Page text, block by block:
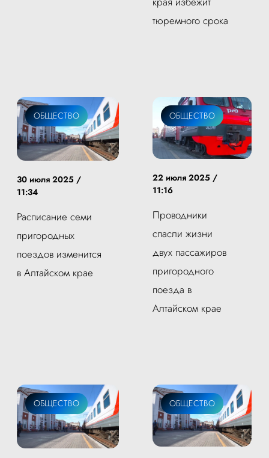
тюремного срока
ОБЩЕСТВО
30 июля 2025 /
11:34
Расписание семи
пригородных
поездов изменится
в Алтайском крае
ОБЩЕСТВО
22 июля 2025 /
11:16
Проводники
спасли жизни
двух пассажиров
пригородного
поезда в
Алтайском крае
ОБЩЕСТВО ОБЩЕСТВО